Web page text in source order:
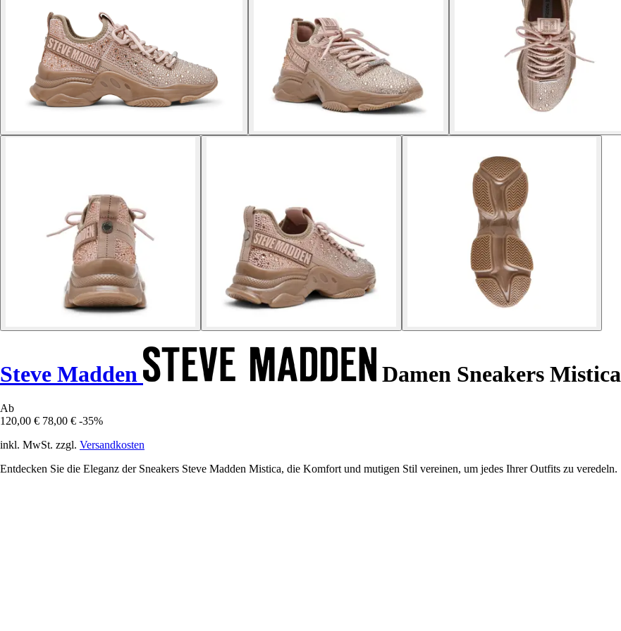
Steve Madden Damen Sneakers Mistica
Ab
120,00 € 78,00 € -35%
inkl. MwSt. zzgl. Versandkosten
Entdecken Sie die Eleganz der Sneakers Steve Madden Mistica, die Komfort und mutigen Stil vereinen, um jedes Ihrer Outfits zu veredeln.